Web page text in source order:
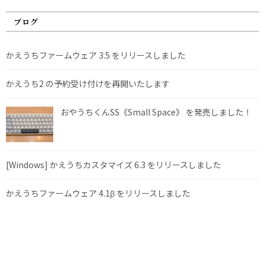
ブログ
かえうちファームウェア 3.5 をリリースしました
かえうち2 の予約受け付けを再開いたします
おやうちくんSS《Small Space》 を発売しました！
[Windows] かえうちカスタマイズ 6.3 をリリースしました
かえうちファームウェア 4.1β をリリースしました